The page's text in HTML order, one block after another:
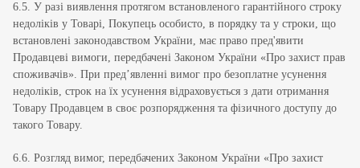
6.5. У разі виявлення протягом встановленого гарантійного строку
недоліків у Товарі, Покупець особисто, в порядку та у строки, що
встановлені законодавством України, має право пред'явити
Продавцеві вимоги, передбачені Законом України «Про захист прав
споживачів». При пред’явленні вимог про безоплатне усунення
недоліків, строк на їх усунення відраховується з дати отримання
Товару Продавцем в своє розпорядження та фізичного доступу до
такого Товару.
6.6. Розгляд вимог, передбачених Законом України «Про захист